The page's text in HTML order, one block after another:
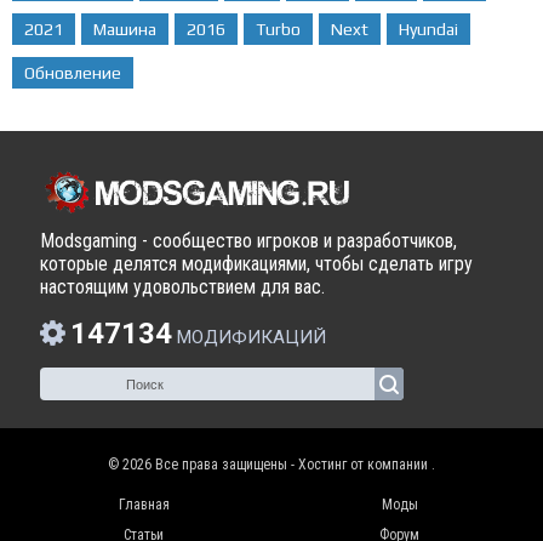
2021 Машина 2016 Turbo Next Hyundai
Обновление
Modsgaming - сообщество игроков и разработчиков,
которые делятся модификациями, чтобы сделать игру
настоящим удовольствием для вас.
147134 МОДИФИКАЦИЙ
© 2026 Все права защищены - Хостинг от компании .
Главная
Моды
Статьи
Форум